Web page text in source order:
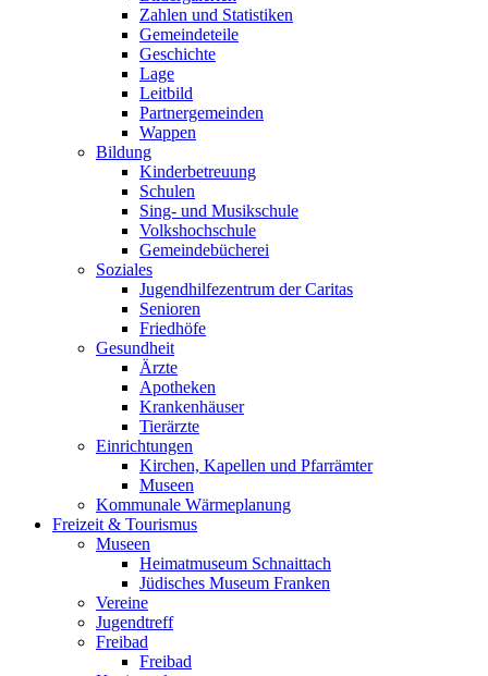
Zahlen und Statistiken
Gemeindeteile
Geschichte
Lage
Leitbild
Partnergemeinden
Wappen
Bildung
Kinderbetreuung
Schulen
Sing- und Musikschule
Volkshochschule
Gemeindebücherei
Soziales
Jugendhilfezentrum der Caritas
Senioren
Friedhöfe
Gesundheit
Ärzte
Apotheken
Krankenhäuser
Tierärzte
Einrichtungen
Kirchen, Kapellen und Pfarrämter
Museen
Kommunale Wärmeplanung
Freizeit & Tourismus
Museen
Heimatmuseum Schnaittach
Jüdisches Museum Franken
Vereine
Jugendtreff
Freibad
Freibad